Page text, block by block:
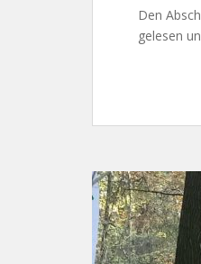
Den
gelesen